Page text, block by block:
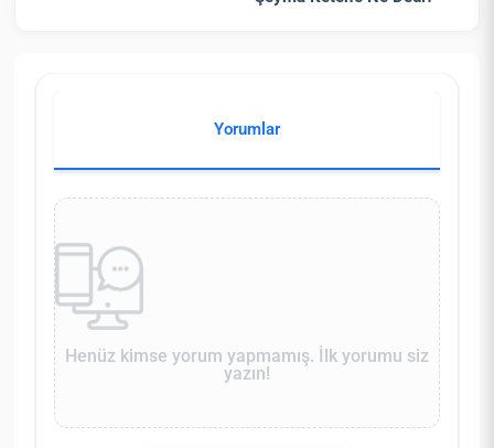
Yorumlar
Henüz kimse yorum yapmamış. İlk yorumu siz
yazın!